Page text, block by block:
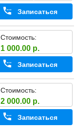
Записаться
Стоимость:
1 000.00 р.
Записаться
Стоимость:
2 000.00 р.
Записаться